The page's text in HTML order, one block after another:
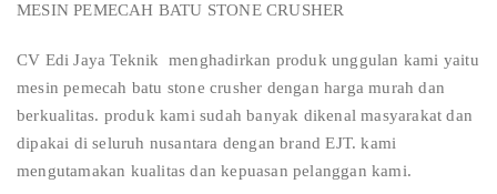
MESIN PEMECAH BATU STONE CRUSHER
CV Edi Jaya Teknik menghadirkan produk unggulan kami yaitu
mesin pemecah batu stone crusher dengan harga murah dan
berkualitas. produk kami sudah banyak dikenal masyarakat dan
dipakai di seluruh nusantara dengan brand EJT. kami
mengutamakan kualitas dan kepuasan pelanggan kami.